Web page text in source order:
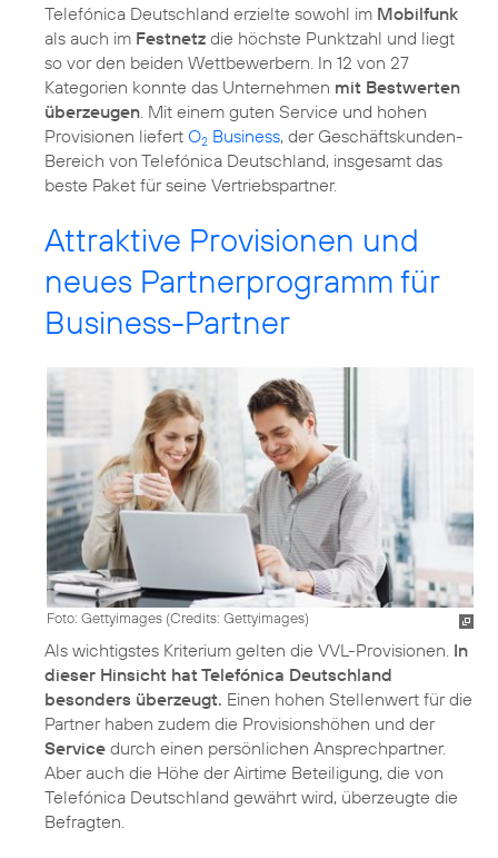
Telefónica Deutschland erzielte sowohl im Mobilfunk
als auch im Festnetz die höchste Punktzahl und liegt
so vor den beiden Wettbewerbern. In 12 von 27
Kategorien konnte das Unternehmen mit Bestwerten
überzeugen . Mit einem guten Service und hohen
Provisionen liefert O2 Business, der Geschäftskunden-
Bereich von Telefónica Deutschland, insgesamt das
beste Paket für seine Vertriebspartner.
Attraktive Provisionen und
neues Partnerprogramm für
Business-Partner
Foto: Gettyimages (Credits: Gettyimages)
Als wichtigstes Kriterium gelten die VVL-Provisionen. In
dieser Hinsicht hat Telefónica Deutschland
besonders überzeugt. Einen hohen Stellenwert für die
Partner haben zudem die Provisionshöhen und der
Service durch einen persönlichen Ansprechpartner.
Aber auch die Höhe der Airtime Beteiligung, die von
Telefónica Deutschland gewährt wird, überzeugte die
Befragten.